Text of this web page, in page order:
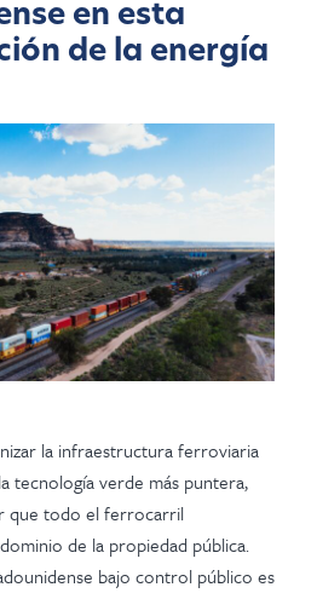
en esta
de la energía
la infraestructura ferroviaria
tecnología verde más puntera,
que todo el ferrocarril
de la propiedad pública.
bajo control público es